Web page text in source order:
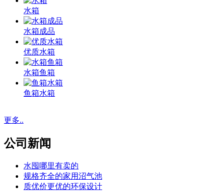
水箱
水箱成品
优质水箱
水箱鱼箱
鱼箱水箱
更多..
公司新闻
水囤哪里有卖的
规格齐全的家用沼气池
质优价更优的环保设计